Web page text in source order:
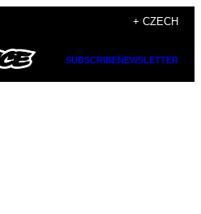
+ CZECH
SUBSCRIBENEWSLETTER